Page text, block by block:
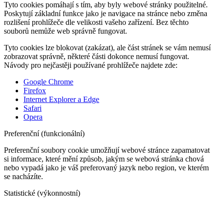
Tyto cookies pomáhají s tím, aby byly webové stránky použitelné.
Poskytují základní funkce jako je navigace na stránce nebo změna
rozlišení prohlížeče dle velikosti vašeho zařízení. Bez těchto
souborů nemůže web správně fungovat.
Tyto cookies lze blokovat (zakázat), ale část stránek se vám nemusí
zobrazovat správně, některé části dokonce nemusí fungovat.
Návody pro nejčastěji používané prohlížeče najdete zde:
Google Chrome
Firefox
Internet Explorer a Edge
Safari
Opera
Preferenční (funkcionální)
Preferenční soubory cookie umožňují webové stránce zapamatovat
si informace, které mění způsob, jakým se webová stránka chová
nebo vypadá jako je váš preferovaný jazyk nebo region, ve kterém
se nacházíte.
Statistické (výkonnostní)